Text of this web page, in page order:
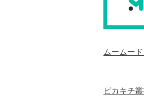
ムームー
ピカキチ